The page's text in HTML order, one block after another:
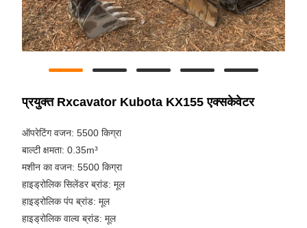
प्रयुक्त Rxcavator Kubota KX155 एक्सकेवेटर
ऑपरेटिंग वजन: 5500 किग्रा
बाल्टी क्षमता: 0.35m³
मशीन का वजन: 5500 किग्रा
हाइड्रोलिक सिलेंडर ब्रांड: मूल
हाइड्रोलिक पंप ब्रांड: मूल
हाइड्रोलिक वाल्व ब्रांड: मूल